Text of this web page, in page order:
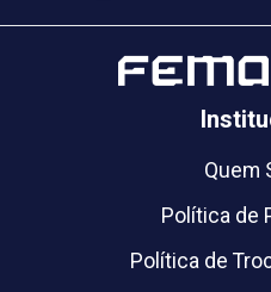
Quem
Política de
Política de